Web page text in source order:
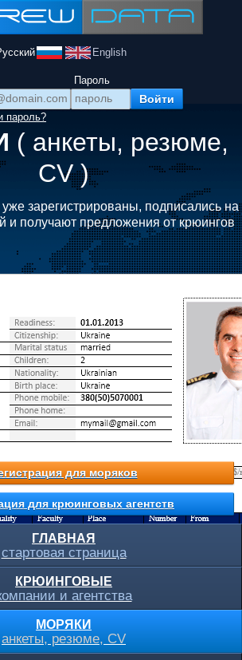
English
Пароль
пароль?
( анкеты, резюме,
CV )
зарегистрированы, подписались на
и получают предложения от крюингов
для моряков
для крюинговых агентств
ГЛАВНАЯ
стартовая страница
КРЮИНГОВЫЕ
и агентства
МОРЯКИ
анкеты, резюме, CV